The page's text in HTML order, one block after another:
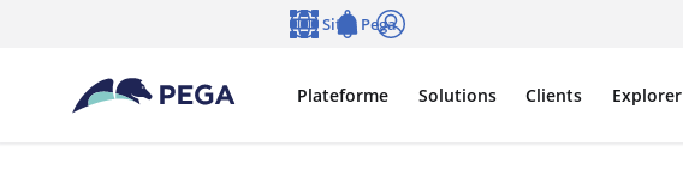
Passer directement au contenu principal
Plateforme Solutions Clients Explorer
Sites Pega